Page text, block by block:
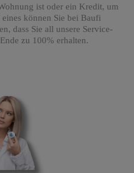
ist oder ein Kredit, um
können Sie bei Baufi
dass Sie all unsere Service-
zu 100% erhalten.